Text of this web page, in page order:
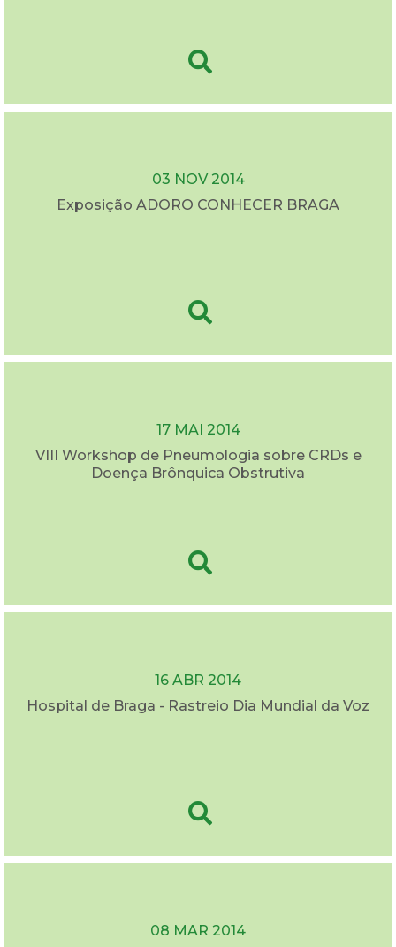
03 NOV 2014
Exposição ADORO CONHECER BRAGA
17 MAI 2014
VIII Workshop de Pneumologia sobre CRDs e
Doença Brônquica Obstrutiva
16 ABR 2014
Hospital de Braga - Rastreio Dia Mundial da Voz
08 MAR 2014